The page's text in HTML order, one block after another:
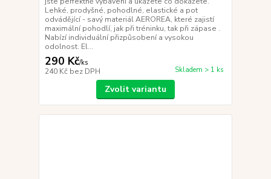
Lehké, prodyšné, pohodlné, elastické a pot
odvádějící - savý materiál AEROREA, které zajistí
maximální pohodlí, jak při tréninku, tak při zápase .
Nabízí individuální přizpůsobení a vysokou
odolnost. El...
290 Kč/ks
240 Kč bez DPH Skladem > 1 ks
Zvolit variantu